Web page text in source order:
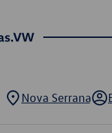
Nova Serrana